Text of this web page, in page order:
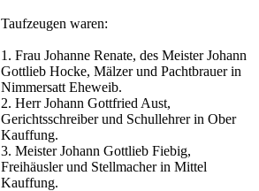
Taufzeugen waren:
1. Frau Johanne Renate, des Meister Johann
Gottlieb Hocke, Mälzer und Pachtbrauer in
Nimmersatt Eheweib.
2. Herr Johann Gottfried Aust,
Gerichtsschreiber und Schullehrer in Ober
Kauffung.
3. Meister Johann Gottlieb Fiebig,
Freihäusler und Stellmacher in Mittel
Kauffung.